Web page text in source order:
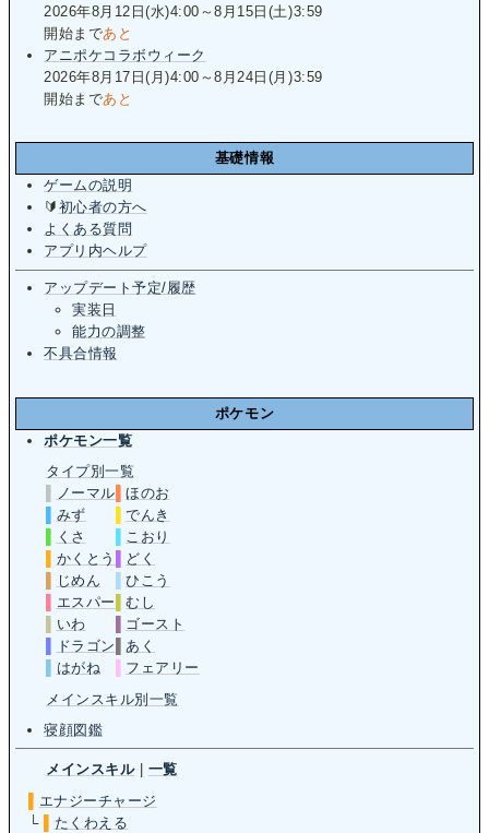
2026年8月12日(水)4:00～8月15日(土)3:59
開始まであと
アニポケコラボウィーク
2026年8月17日(月)4:00～8月24日(月)3:59
開始まであと
基礎情報
ゲームの説明
🔰 初心者の方へ
よくある質問
アプリ内ヘルプ
アップデート予定/履歴
実装日
能力の調整
不具合情報
ポケモン
ポケモン一覧
タイプ別一覧
ノーマル ▌ほのお
みず ▌でんき
くさ
こおり
かくとう
どく
じめん ▌ひこう
エスパー ▌むし
いわ
ゴースト
ドラゴン
あく
はがね
フェアリー
メインスキル別一覧
寝顔図鑑
メインスキル| 一覧
エナジーチャージ
└
たくわえる